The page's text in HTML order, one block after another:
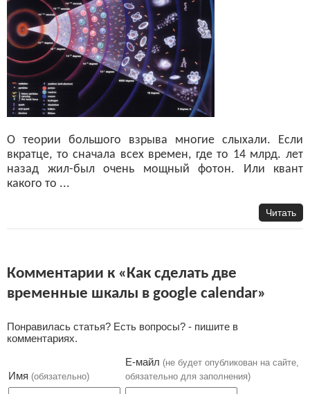
О теории большого взрыва многие слыхали. Если
вкратце, то сначала всех времен, где то 14 млрд. лет
назад жил-был очень мощный фотон. Или квант
какого то ...
Читать
Комментарии к «Как сделать две
временные шкалы в google calendar»
Понравилась статья? Есть вопросы? - пишите в
комментариях.
Имя (обязательно)
Е-майл (не будет опубликован на сайте,
обязательно для заполнения)